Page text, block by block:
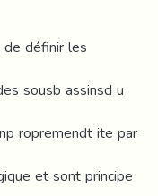
définir les
sousb assinsd u
ropremendt ite par
et sont principe